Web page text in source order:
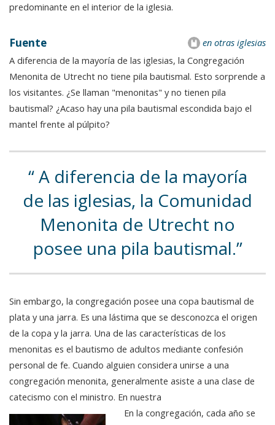
predominante en el interior de la iglesia.
en otras iglesias
Fuente
A diferencia de la mayoría de las iglesias, la Congregación
Menonita de Utrecht no tiene pila bautismal. Esto sorprende a
los visitantes. ¿Se llaman "menonitas" y no tienen pila
bautismal? ¿Acaso hay una pila bautismal escondida bajo el
mantel frente al púlpito?
A diferencia de la mayoría
de las iglesias, la Comunidad
Menonita de Utrecht no
posee una pila bautismal.
Sin embargo, la congregación posee una copa bautismal de
plata y una jarra. Es una lástima que se desconozca el origen
de la copa y la jarra. Una de las características de los
menonitas es el bautismo de adultos mediante confesión
personal de fe. Cuando alguien considera unirse a una
congregación menonita, generalmente asiste a una clase de
catecismo con el ministro. En nuestra
En la congregación, cada año se